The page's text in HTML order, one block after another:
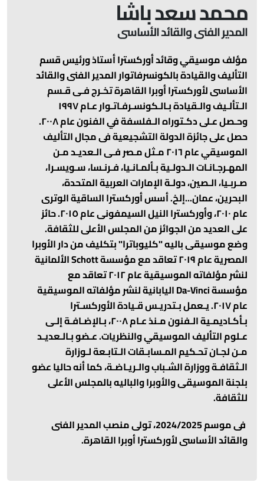
محمد سعد باشا
المدير الفنى والقائد الأساسى
مؤلف موسيقي وقائد أوركسترا أستاذ ورئيس قسم
التأليف والقيادة بالكونسرفاتوار المدير الفنى والقائد
الأساسى لأوركسترا أوبرا القاهرة تخـرج فـى قـسم
الـتألـيف والـقيادة بـالـكونسـرفـاتـوار عـام ۱۹۹۷
وحـصل عـلى دكـتوراه الـفلسفة في الفنون عام ۲۰۰۸
.
حصل على جائزة الدولة التشجيعية فى مجال التأليف
الموسيقي عام ۲۰۱٦ مـثل مـصر فـى الـعديـد مـن
المهـرجـانـات الـدولـية بـألمـانـيا، فـرنـسا، سـويسـرا،
صـربـيا، الـصين، دولـة الإمارات العربية المتحدة،
البحرين، عمان...إلخ.أسس أوركسترا الساقية الوترى
عام ۲۰۱۰، وأوركسترا النيل السيمفونى عام ۲۰۱٥
.حائز
على العديد من الجوائز من المجلس الأعلى للثقافة.
وضع موسيقى باليه"كليوباترا"بتكليف من دار الأوبرا
المصرية عام ۲۰۱۹ تعاقد مع مؤسسة
Schottالألمانية
لنشر مؤلفاته الموسيقية عام ۲۰۱۲ تعاقد مع
مؤسسة
اليابانية لنشر مؤلفاته الموسيقية
عام ۲۰۱۷
.يـعمل بـتدريـس قـيادة الأوركسـترا
بـأكـاديمـية الـفنون مـنذ عـام ۲۰۰۸، بـالإضـافـة إلـى
عـلوم التأليف الموسيقي والنظريات.عـضو بـالـعديـد
مـن لجـان تحـكيم المـسابـقات الـتابـعة لـوزارة
الـثقافـة ووزارة الشـباب والـريـاضـة، كما أنه حاليا عضو
بلجنة الموسيقى والأوبرا والباليه بالمجلس الأعلى
للثقافة.
فى موسم 2024/2025، تولى منصب المدير الفنى
والقائد الأساسى لأوركسترا أوبرا القاهرة.